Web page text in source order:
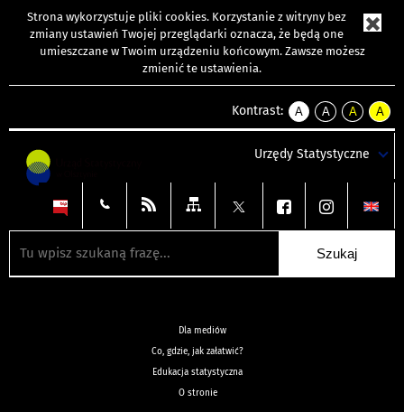
Strona wykorzystuje pliki cookies. Korzystanie z witryny bez
zmiany ustawień Twojej przeglądarki oznacza, że będą one
umieszczane w Twoim urządzeniu końcowym. Zawsze możesz
zmienić te ustawienia.
Kontrast:
A
kontrast
A
kontrast
tekst
czarnym
A
kontrast
tekst
czarnym
A
tekst
żółtym
Urzędy Statystyczne
Dla mediów
Co, gdzie, jak załatwić?
Edukacja statystyczna
O stronie